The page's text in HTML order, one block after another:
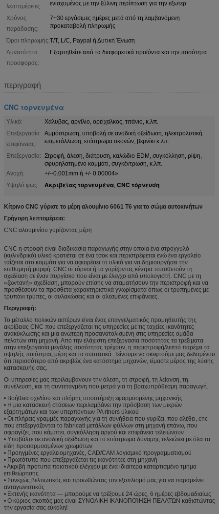
λεπτομέρειες:
ενισχυμένος με την ξύλινη περίπτωση για την εξωτερ
Χρόνος
παράδοσης:
7~30 εργάσιμες ημέρες μετά από τη λαμβανόμενη
προκαταβολή πληρωμής
Όροι πληρωμής:T/T, L/C, Paypal ή Δυτική Ένωση
Δυνατότητα
προσφοράς:
Εξαρτηθείτε από τα διαφορετικά προϊόντα και την ποσότητα
περιγραφή
CNC τορνευμένα
Υλικό:
Χάλυβας, αργίλιο, ορείχαλκος, τιτάνιο, κ.λπ.
Επεξεργασία
επιφάνειας:
Αμμόστρωση, υποβολή σε ανοδική οξείδωση, ηλεκτρολυτική
επιμετάλλωση, επίστρωμα σκονών, βερνίκι κ.λπ.
Επεξεργασία: Στροφή, άλεση, διάτρυση, καλώδιο EDM, συγκόλληση, ρίψη,
σφυρηλατημένο κομμάτι, συγκέντρωση, κ.λπ.
Ανοχή:
+/--0.001mm ή +/- 0.00004»
Υψηλό φως:
Ακριβείας τορνευμένα, CNC τόρνευση
Κίτρινο CNC γύρισε το μέρη αλουμίνιο 6061 T6 για το σώμα αυτοκινήτων
Γρήγορη λεπτομέρεια:
CNC αλουμινίου γυρίζοντας μέρη
CNC η στροφή είναι διαδικασία παραγωγής στην οποία ένα στρογγυλό
(κυλινδρικό) υλικό κρατιέται σε ένα τσοκ και περιστρέφεται ενώ ένα εργαλείο
ταΐζεται στο κομμάτι για να αφαιρέσει το υλικό για να δημιουργήσει την
επιθυμητή μορφή. CNC οι τόρνοι ή τα γυρίζοντας κέντρα τοποθετούν τη
σχεδίαση σε έναν πυργίσκο που είναι με έλεγχο από υπολογιστή. CNC με τη
«ζωντανή» σχεδίαση, μπορούν επίσης να σταματήσουν την περιστροφή και να
προσθέσουν τα πρόσθετα χαρακτηριστικά γνωρίσματα όπως οι τρυπημένες με
τρυπάνι τρύπες, οι αυλακώσεις και οι αλεσμένες επιφάνειες.
Περιγραφή:
Το μέταλλο πολικών αστέρων είναι ένας επαγγελματικός προμηθευτής της
ακρίβειας CNC που επεξεργάζεται τις υπηρεσίες με τις ταχείες ικανότητες
ανακύκλωσης και μια ανώτερη προσανατολισμένη στις υπηρεσίες ομάδα
πελατών στη μηχανή. Από την ελάχιστη επεξεργασία ποσότητας τα τρεξίματα
στην επεξεργασία μεγάλης ποσότητας τρέχουν, η περιστροφή/λεπτό παρέχει τα
υψηλής ποιότητας μέρη και τα συστατικά. Τείνουμε να σκεφτούμε μας δεδομένου
ότι περισσότερο από ακριβώς ένα κατάστημα μηχανών, είμαστε μέρος της λύσης
κατασκευής σας.
Οι υπηρεσίες μας περιλαμβάνουν την άλεση, τη στροφή, τη λείανση, τη
συνέλευση, και τη συντεταγμένη που μετρά για τη βραχυπρόθεσμη παραγωγή.
• Βοήθεια σχεδίου και πλήρης υποστήριξη εφαρμοσμένης μηχανικής
• Η μια κατασκευή στάσεων περιλαμβάνει την πρόσβαση των μικρών
εξαρτημάτων και των υπερπόντιων PA rtners υλικού
• Οι πλήρεις γραμμές παραγωγής για τη συνήθεια που γυρίζει, που αλέθει, cnc
που επεξεργάζονται το fabricati μετάλλων φύλλων στη μηχανή επάνω, που
σφραγίζει, που κάμπτει, συγκόλληση αργού και επιφάνεια τελειώνουν
• Υποβάλτε σε ανοδική οξείδωση και το επίστρωμα δύναμης τελειώνει με όλα τα
είδη προσαρμοσμένων χρωμάτων
• Προηγμένες εργαλειομηχανές, CAD/CAM λογισμικό προγραμματισμού
• Πρωτότυπο που επεξεργάζεται τις ικανότητες στη μηχανή
• Ακριβή πρότυπα ποιοτικού ελέγχου με ένα ιδιαίτερα καταρτισμένο τμήμα
επιθεώρησης
• Συνεχώς βελτιωτικός και προωθώντας τον εξοπλισμό μας για να παραμείνει
ανταγωνιστικός
• Εκτενής ικανότητα — μπορούμε να τρέξουμε 24 ώρες, 6 ημέρες εβδομαδιαίως
• Ο κύριος σκοπός μας είναι ΣΥΝΟΛΙΚΗ ΙΚΑΝΟΠΟΊΗΣΗ ΠΕΛΑΤΏΝ καθιστώντας
την εργασία σας εύκολη!